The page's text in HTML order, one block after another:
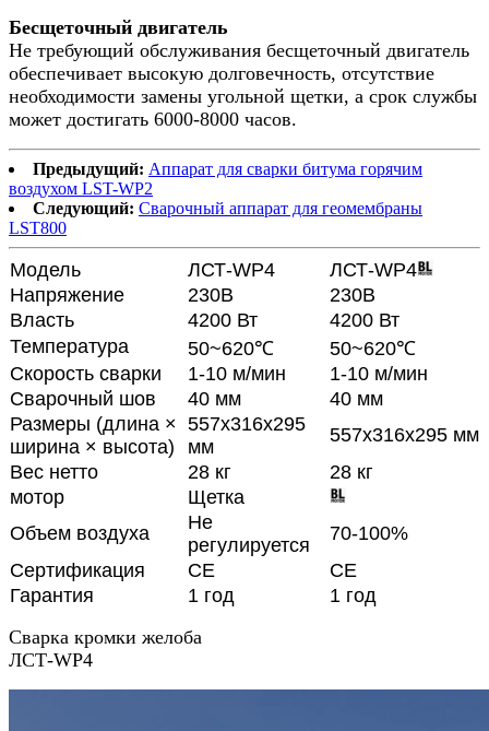
Бесщеточный двигатель
Не требующий обслуживания бесщеточный двигатель
обеспечивает высокую долговечность, отсутствие
необходимости замены угольной щетки, а срок службы
может достигать 6000-8000 часов.
Предыдущий: Аппарат для сварки битума горячим
воздухом LST-WP2
Следующий: Сварочный аппарат для геомембраны
LST800
Модель ЛСТ-WP4
ЛСТ-WP4
Напряжение
230В
230В
Власть
4200 Вт
4200 Вт
Температура
50~620℃
50~620℃
Скорость сварки
1-10 м/мин
1-10 м/мин
Сварочный шов
40 мм
40 мм
Размеры (длина ×
ширина × высота)
557x316x295
мм
557x316x295 мм
Вес нетто
28 кг
28 кг
мотор
Щетка
Объем воздуха
Не
регулируется
70-100%
Сертификация
CE
CE
Гарантия
1 год
1 год
Сварка кромки желоба
ЛСТ-WP4